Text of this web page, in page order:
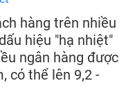
hàng trên nhiều
hiệu "hạ nhiệt"
ngân hàng được
có thể lên 9,2 -